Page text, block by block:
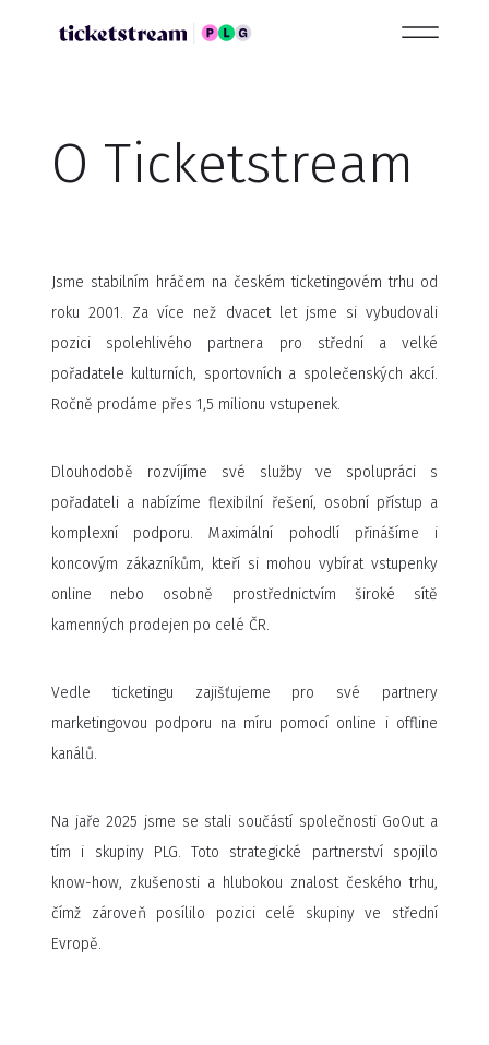
O Ticketstream
Jsme stabilním hráčem na českém ticketingovém trhu od
roku 2001. Za více než dvacet let jsme si vybudovali
pozici spolehlivého partnera pro střední a velké
pořadatele kulturních, sportovních a společenských akcí.
Ročně prodáme přes 1,5 milionu vstupenek.
Dlouhodobě rozvíjíme své služby ve spolupráci s
pořadateli a nabízíme flexibilní řešení, osobní přístup a
komplexní podporu. Maximální pohodlí přinášíme i
koncovým zákazníkům, kteří si mohou vybírat vstupenky
online nebo osobně prostřednictvím široké sítě
kamenných prodejen po celé ČR.
Vedle ticketingu zajišťujeme pro své partnery
marketingovou podporu na míru pomocí online i offline
kanálů.
Na jaře 2025 jsme se stali součástí společnosti GoOut a
tím i skupiny PLG. Toto strategické partnerství spojilo
know-how, zkušenosti a hlubokou znalost českého trhu,
čímž zároveň posílilo pozici celé skupiny ve střední
Evropě.